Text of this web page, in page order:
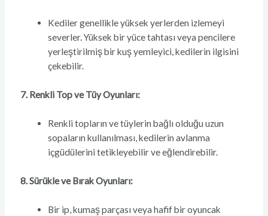
Kediler genellikle yüksek yerlerden izlemeyi
severler. Yüksek bir yüce tahtası veya pencilere
yerleştirilmiş bir kuş yemleyici, kedilerin ilgisini
çekebilir.
7. Renkli Top ve Tüy Oyunları:
Renkli topların ve tüylerin bağlı olduğu uzun
sopaların kullanılması, kedilerin avlanma
içgüdülerini tetikleyebilir ve eğlendirebilir.
8. Sürükle ve Bırak Oyunları:
Bir ip, kumaş parçası veya hafif bir oyuncak